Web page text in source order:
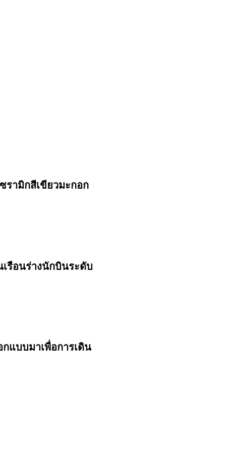
รามิกสีเขียวมะกอก
เรือนร่างนักบินระดับ
แบบมาเพื่อการเดิน